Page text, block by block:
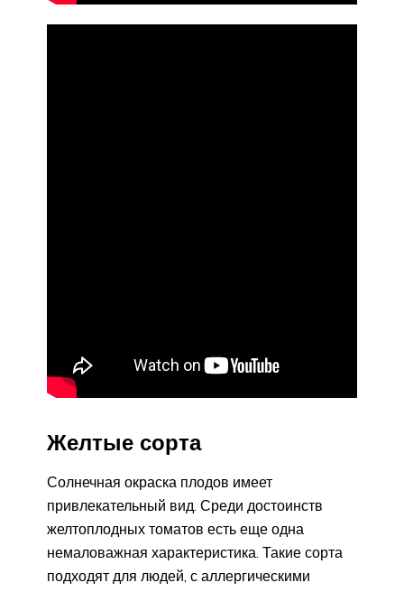
Желтые сорта
Солнечная окраска плодов имеет
привлекательный вид. Среди достоинств
желтоплодных томатов есть еще одна
немаловажная характеристика. Такие сорта
подходят для людей, с аллергическими